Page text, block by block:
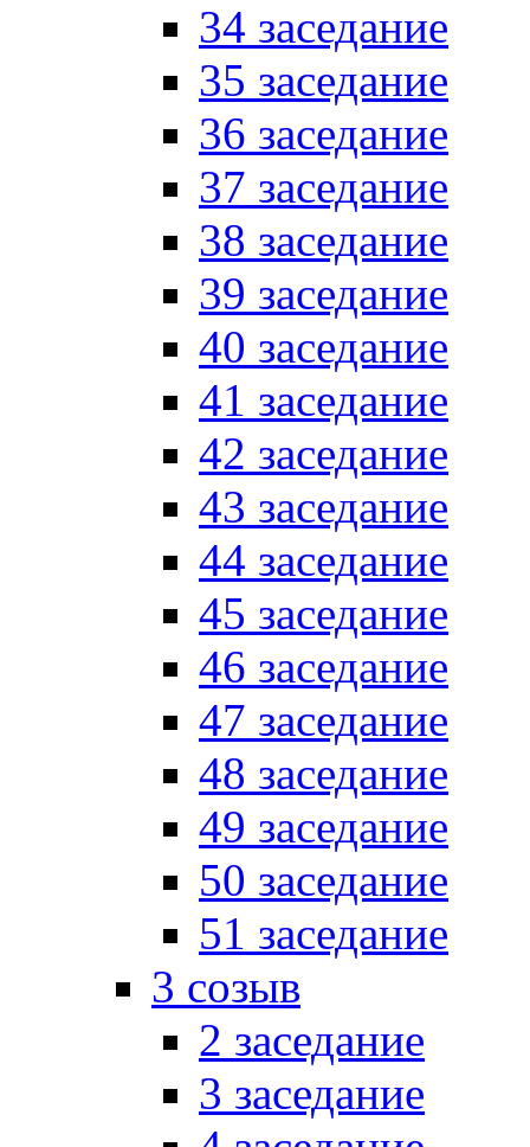
34 заседание
35 заседание
36 заседание
37 заседание
38 заседание
39 заседание
40 заседание
41 заседание
42 заседание
43 заседание
44 заседание
45 заседание
46 заседание
47 заседание
48 заседание
49 заседание
50 заседание
51 заседание
3 созыв
2 заседание
3 заседание